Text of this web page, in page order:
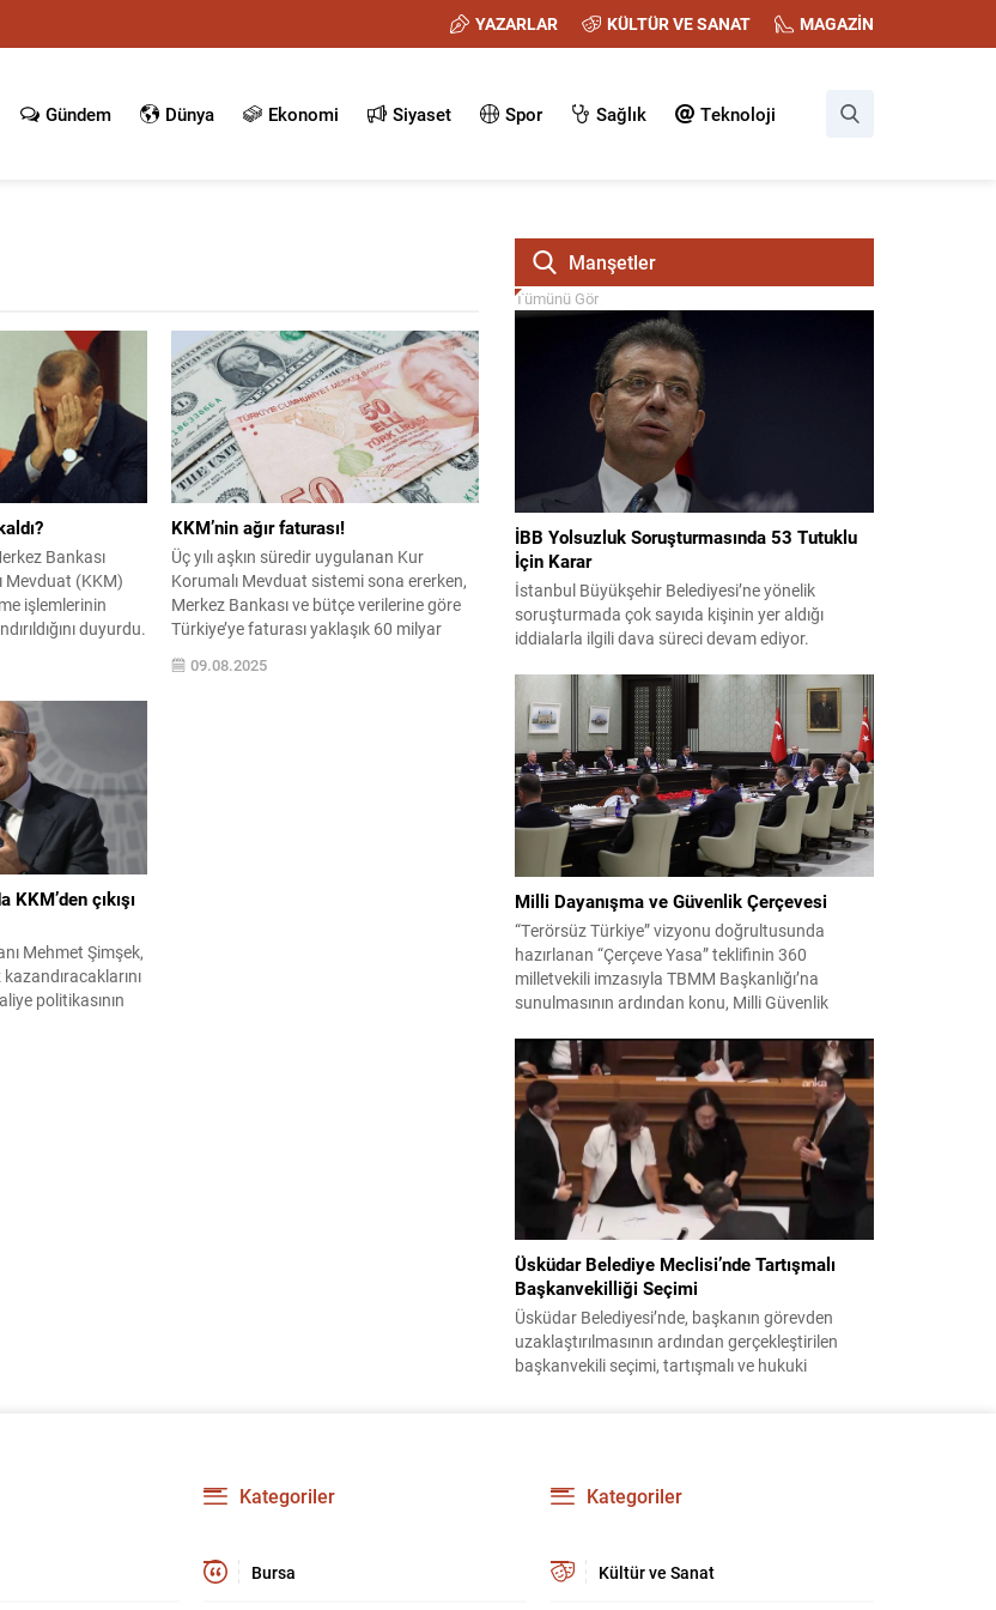
YAZARLAR KÜLTÜR VE SANAT MAGAZİN
Gündem Dünya Ekonomi Siyaset Spor Sağlık Teknoloji
Bankası
Mevduat (KKM)
işlemlerinin
duyurdu.
2021'de
karşı devreye
...
KKM’nin ağır faturası!
Üç yılı aşkın süredir uygulanan Kur
Korumalı Mevduat sistemi sona ererken,
Merkez Bankası ve bütçe verilerine göre
Türkiye’ye faturası yaklaşık 60 milyar
dolar oldu. Ekonomistler ise uygulamaya
en başından karşı çıkarak KKM’yi “pahalı
09.08.2025
çıkışı
Mehmet Şimşek,
politikasının
Manşetler
Tümünü Gör
İBB Yolsuzluk Soruşturmasında 53 Tutuklu
İçin Karar
İstanbul Büyükşehir Belediyesi’ne yönelik
soruşturmada çok sayıda kişinin yer aldığı
iddialarla ilgili dava süreci devam ediyor.
sanıkların tutukluluk hallerini ayrı ayrı
değerlendirdi. İnceleme sonucunda, aralarında
Ekrem İmamoğlu’nun da bulunduğu 53 tutuklu
hakkında tutukluluk hallerinin sürdürülmesine
karar verildi. İddialar ve değerlendirilen talepler
Soruşturma kapsamında sanıklara yöneltilen...
Milli Dayanışma ve Güvenlik Çerçevesi
“Terörsüz Türkiye” vizyonu doğrultusunda
hazırlanan “Çerçeve Yasa” teklifinin 360
milletvekili imzasıyla TBMM Başkanlığı’na
sunulmasının ardından konu, Milli Güvenlik
Toplantı sonrası yayımlanan sekiz maddelik
bildiri, ülke güvenliği ve bölgesel gelişmelere dair
değerlendirmeleri içermektedir. Yaklaşık 2 saat
15 dakika süren oturumun sonuç metninde;
terörle mücadele, bölgesel istikrar,...
Üsküdar Belediye Meclisi’nde Tartışmalı
Başkanvekilliği Seçimi
Üsküdar Belediyesi’nde, başkanın görevden
uzaklaştırılmasının ardından gerçekleştirilen
başkanvekili seçimi, tartışmalı ve hukuki
kamuoyunda tepkilere yol açtı. Seçim sürecinde
yaşanan gelişmeler, parti grupları arasındaki
Kategoriler
Bursa
Kategoriler
Kültür ve Sanat